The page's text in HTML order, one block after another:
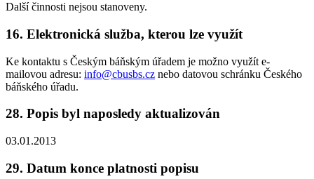
Další činnosti nejsou stanoveny.
16. Elektronická služba, kterou lze využít
Ke kontaktu s Českým báňským úřadem je možno využít e-
mailovou adresu: info@cbusbs.cz nebo datovou schránku Českého
báňského úřadu.
28. Popis byl naposledy aktualizován
03.01.2013
29. Datum konce platnosti popisu